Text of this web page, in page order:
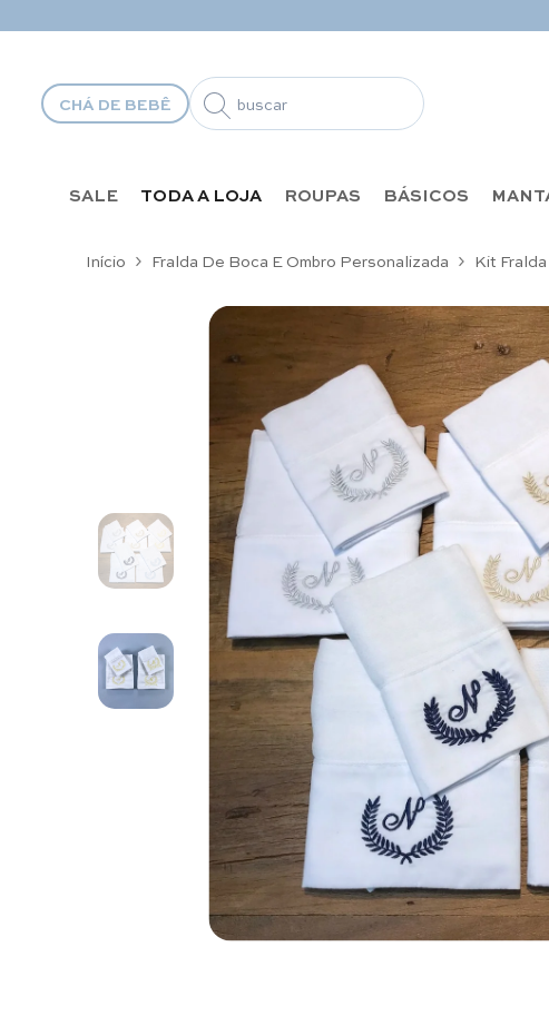
CHÁ DE BEBÊ
SALE TODA A LOJA ROUPAS BÁSICOS
Início Fralda De Boca E Ombro Personalizada Kit